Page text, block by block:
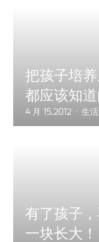
把孩子培
都应该知道
4 月 15,2012 生
有了孩子
一块长大！